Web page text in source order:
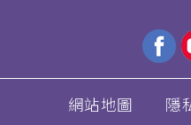
網站地圖 隱